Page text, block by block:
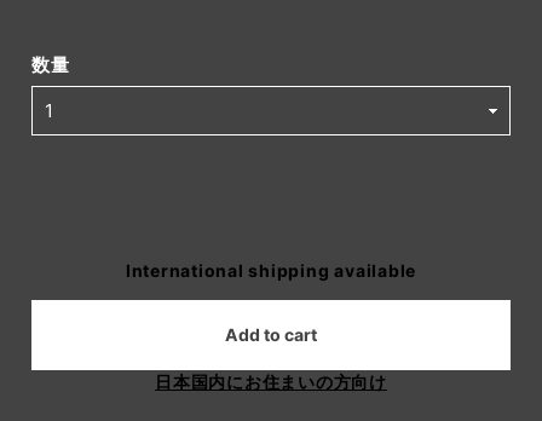
数量
International shipping available
Add to cart
日本国内にお住まいの方向け